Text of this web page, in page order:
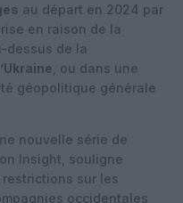
au départ en 2024 par
en raison de la
dessus de la
, ou dans une
géopolitique générale
nouvelle série de
Insight, souligne
sur les
occidentales